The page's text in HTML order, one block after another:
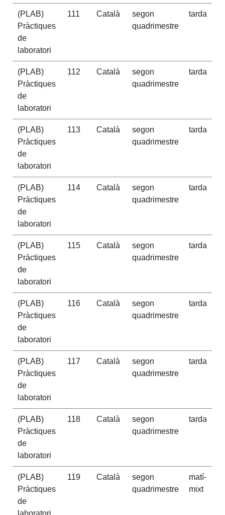
(PLAB)
Pràctiques
de
laboratori
111 Català
segon
quadrimestre
tarda
(PLAB)
Pràctiques
de
laboratori
112 Català
segon
quadrimestre
tarda
(PLAB)
Pràctiques
de
laboratori
113 Català
segon
quadrimestre
tarda
(PLAB)
Pràctiques
de
laboratori
114 Català
segon
quadrimestre
tarda
(PLAB)
Pràctiques
de
laboratori
115 Català
segon
quadrimestre
tarda
(PLAB)
Pràctiques
de
laboratori
116 Català
segon
quadrimestre
tarda
(PLAB)
Pràctiques
de
laboratori
117 Català
segon
quadrimestre
tarda
(PLAB)
Pràctiques
de
laboratori
118 Català
segon
quadrimestre
tarda
(PLAB)
Pràctiques
de
laboratori
119 Català
segon
quadrimestre
matí-
mixt